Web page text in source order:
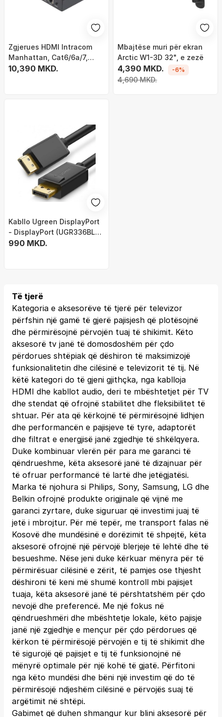
Zgjerues HDMI Intracom
Manhattan, Cat6/6a/7,
1080p, 120m, i zi
10,390 MKD.
Mbajtëse muri për ekran
Arctic W1-3D 32", e zezë
4,390 MKD.
4,690 MKD.
-6%
Kabllo Ugreen DisplayPort
- DisplayPort (UGR336BLK),
3m, e zezë
990 MKD.
Të tjerë
Kategoria e aksesorëve të tjerë për televizor
përfshin një gamë të gjerë pajisjesh që plotësojnë
dhe përmirësojnë përvojën tuaj të shikimit. Këto
aksesorë tv janë të domosdoshëm për çdo
përdorues shtëpiak që dëshiron të maksimizojë
funksionalitetin dhe cilësinë e televizorit të tij. Në
këtë kategori do të gjeni gjithçka, nga kablloja
HDMI dhe kabllot audio, deri te mbështetjet për TV
dhe stendat që ofrojnë stabilitet dhe fleksibilitet të
shtuar. Për ata që kërkojnë të përmirësojnë lidhjen
dhe performancën e pajisjeve të tyre, adaptorët
dhe filtrat e energjisë janë zgjedhje të shkëlqyera.
Duke kombinuar vlerën për para me garanci të
qëndrueshme, këta aksesorë janë të dizajnuar për
të ofruar performancë të lartë dhe jetëgjatësi.
Marka të njohura si Philips, Sony, Samsung, LG dhe
Belkin ofrojnë produkte origjinale që vijnë me
garanci zyrtare, duke siguruar që investimi juaj të
jetë i mbrojtur. Për më tepër, me transport falas në
Kosovë dhe mundësinë e dorëzimit të shpejtë, këta
aksesorë ofrojnë një përvojë blerjeje të lehtë dhe të
besueshme. Nëse jeni duke kërkuar mënyra për të
përmirësuar cilësinë e zërit, të pamjes ose thjesht
dëshironi të keni më shumë kontroll mbi pajisjet
tuaja, këta aksesorë janë të përshtatshëm për çdo
nevojë dhe preferencë. Me një fokus në
qëndrueshmëri dhe mbështetje lokale, këto pajisje
janë një zgjedhje e mençur për çdo përdorues që
kërkon të përmirësojë përvojën e tij të shikimit dhe
të sigurojë që pajisjet e tij të funksionojnë në
mënyrë optimale për një kohë të gjatë. Përfitoni
nga këto mundësi dhe bëni një investim që do të
përmirësojë ndjeshëm cilësinë e përvojës suaj të
argëtimit në shtëpi.
Gabimet që duhen shmangur kur blini aksesorë për